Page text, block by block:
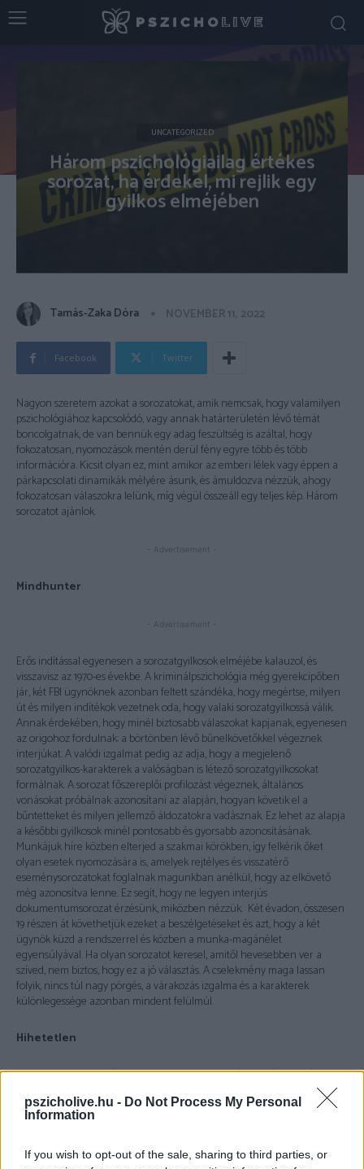
pszicholive.hu - Do Not Process My Personal
Information
If you wish to opt-out of the sale, sharing to third parties, or
UNCATEGORIZED
Három pszichológiailag értékes
sorozat, ha érdekel, mi rejlik egy
gyilkos elméjében
Tamás-Zaka Dóra NOVEMBER 11, 2022
Facebook Twitter
Nagyon szeretem azokat a sorozatokat, amik nemcsak, hogy valamilyen
pszichológiához kapcsolódó, vagy annak határterületén lévő témát
boncolgatnak, de van bennük egy adag feszültség is azáltal, hogy
fokozatosan, nyomozások mentén derül fény egyre több és több
információra. Kicsit olyan ez, mint amikor az emberi lélek vagy éppen a
párkapcsolati dinamikák mélyére ásunk, és ámuldozva nézzük, ahogy
fokozatosan válaszokra lelünk, míg végül összeáll egy teljes kép. Három
sorozatot ajánlok.
- Advertisement -
Mindhunter
- Advertisement -
Erős indítással egyenesen a sorozatgyilkosok elméjébe kalauzol, és
visszavisz az 1970-es évekbe. A kriminálpszichológia még gyerekcipőben
jár, két FBI ügynöknek azonban feltett szándéka, hogy megértse, milyen
út és milyen indítékok vezetnek oda, hogy valaki sorozatgyilkossá válik.
Annak érdekében, hogy minél biztosabb válaszokat kapjanak, egyenesen
az origohoz fordulnak: a börtönben lévő bűnelkövetőkkel végeznek
interjúkat. A valódi izgalmat pedig az adja, hogy a megjelenő
sorozatgyilkos-karakterek a valóságban is létező sorozatgyilkosokat
formálnak. A sorozat főszereplői profilozást végeznek, általános
vonásokat próbálnak azonosítani az alapján, hogyan követik el a
bűntetteket és milyen jellemző áldozatokra vadásznak. Ez lehet az alapja
a későbbi gyilkosok minél pontosabb és gyorsabb azonosításának.
Munkájuk híre közben elterjed a szakmai körökben, így felkérik őket
olyan esetek nyomozására is, amelyek rejtélyes és visszatérő
eseménysorozatokat foglalnak magunkban anélkül, hogy az elkövető
még azonosítva lenne. Ez segít, hogy ne legyen interjús
dokumentumsorozat érzésünk, miközben nézzük. Két évadon, összesen
19 részen át követhetjük ezeket a beszélgetéseket és azt, hogy a két
ügynök küzd a rendszerrel és közben a munka-magánélet
egyensúlyával. Ha olyan sorozatot keresel, amitől hevesebben ver a
szíved, nem biztos, hogy ez a jó választás. A cselekmény maga lassan
folyik, nincs túl nagy pörgés, a várakozás izgalma és a karakterek
különlegessége azonban mindent felülmúl.
Hihetetlen
Ezt a sorozatot konkrétan egy szombati napon néztem végig. Oké, ez
annyira nem extrém, ha hozzáteszem, hogy mindössze 8 részből áll, de
ritkán csinálok olyat, hogy egy teljes napon át csak sorozatot nézek. Ez
viszont nem hagyta, hogy eltávolodjak a képernyőtől. Nem könnyű témát
nyomozás az, amit végigkövethetünk benne. Ráadásul szintén